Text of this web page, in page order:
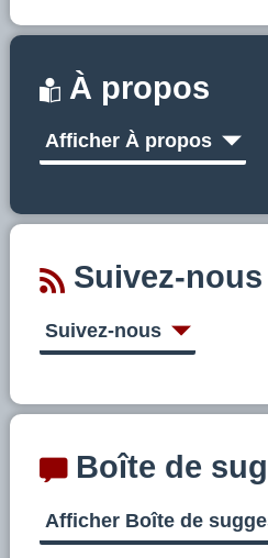
À propos
Afficher À propos
Suivez-nous
Suivez-nous
Boîte de
Afficher Boîte de